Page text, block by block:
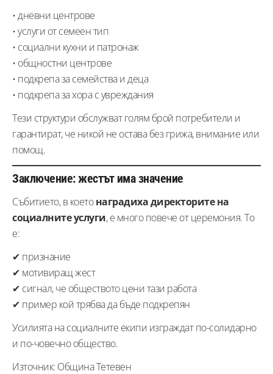
• дневни центрове
• услуги от семеен тип
• социални кухни и патронаж
• общностни центрове
• подкрепа за семейства и деца
• подкрепа за хора с увреждания
Тези структури обслужват голям брой потребители и
гарантират, че никой не остава без грижа, внимание или
помощ.
Заключение: жестът има значение
Събитието, в коетонаградиха директорите на
социалните услуги, е много повече от церемония. То
е:
✔ признание
✔ мотивиращ жест
✔ сигнал, че обществото цени тази работа
✔ пример кой трябва да бъде подкрепян
Усилията на социалните екипи изграждат по-солидарно
и по-човечно общество.
Източник: Община Тетевен